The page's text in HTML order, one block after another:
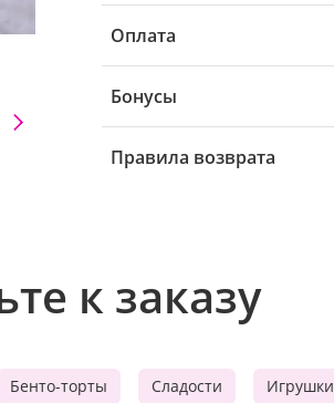
Оплата
Бонусы
Правила возврата
к заказу
Бенто-торты Сладости Игрушки